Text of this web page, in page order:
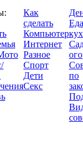
Как
сделать
Компьютер
Интернет
Разное
Спорт
Дети
Секс
по